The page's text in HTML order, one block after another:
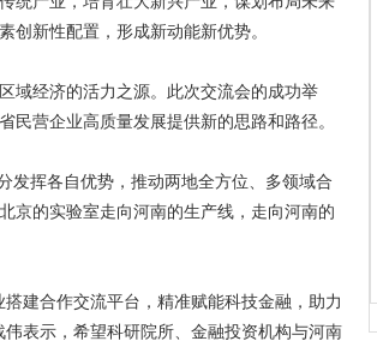
创新性配置，形成新动能新优势。
经济的活力之源。此次交流会的成功举
民营企业高质量发展提供新的思路和路径。
挥各自优势，推动两地全方位、多领域合
京的实验室走向河南的生产线，走向河南的
建合作交流平台，精准赋能科技金融，助力
表示，希望科研院所、金融投资机构与河南